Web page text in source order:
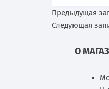
Предыдущая
Следующая
О